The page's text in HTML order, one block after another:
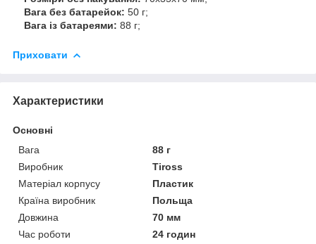
Вага без батарейок: 50 г;
Вага із батареями: 88 г;
Приховати
Характеристики
Основні
Вага
88 г
Виробник
Tiross
Матеріал корпусу
Пластик
Країна виробник
Польща
Довжина
70 мм
Час роботи
24 годин